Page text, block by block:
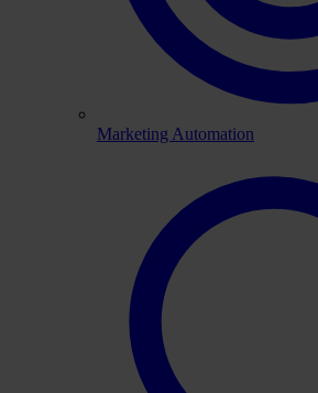
Marketing Automation